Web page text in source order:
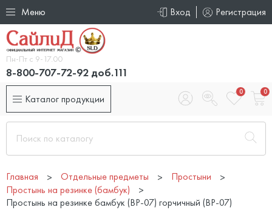
Меню Вход Регистрация
Пн-Пт с 9-17.00
8-800-707-72-92 доб.111
Каталог продукции
0 0
Главная Отдельные предметы
Простыни
Простынь на резинке (бамбук)
Простынь на резинке бамбук (BP-07) горчичный (BP-07)